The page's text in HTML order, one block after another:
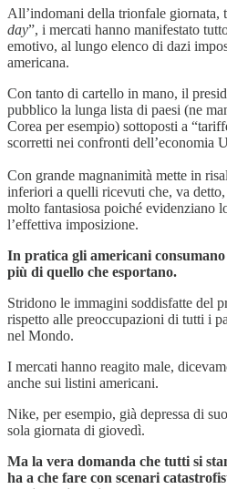
All’indomani della trionfale giornata,
day”, i mercati hanno manifestato
emotivo, al lungo elenco di dazi
americana.
Con tanto di cartello in mano, il
pubblico la lunga lista di paesi (ne
Corea per esempio) sottoposti a
scorretti nei confronti dell’economia
Con grande magnanimità mette in
inferiori a quelli ricevuti che, va
molto fantasiosa poiché evidenziano
l’effettiva imposizione.
In pratica gli americani
più di quello che esportano.
Stridono le immagini soddisfatte del
rispetto alle preoccupazioni di tutti i
nel Mondo.
I mercati hanno reagito male,
anche sui listini americani.
Nike, per esempio, già depressa di
sola giornata di giovedì.
Ma la vera domanda che tutti si
ha a che fare con scenari